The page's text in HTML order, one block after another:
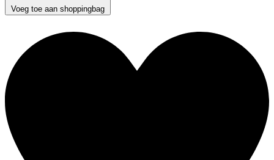
Voeg toe aan shoppingbag